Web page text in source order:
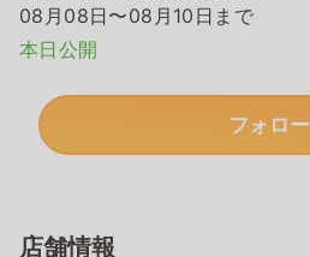
08月08日〜08月10日まで
本日公開
フォロー
店舗情報